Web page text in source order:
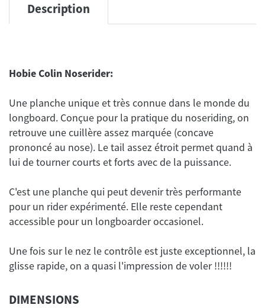
Description
Hobie Colin Noserider:
Une planche unique et très connue dans le monde du
longboard. Conçue pour la pratique du noseriding, on
retrouve une cuillère assez marquée (concave
prononcé au nose). Le tail assez étroit permet quand à
C'est une planche qui peut devenir très performante
pour un rider expérimenté. Elle reste cependant
Une fois sur le nez le contrôle est juste exceptionnel, la
glisse rapide, on a quasi l'impression de voler !!!!!!
DIMENSIONS